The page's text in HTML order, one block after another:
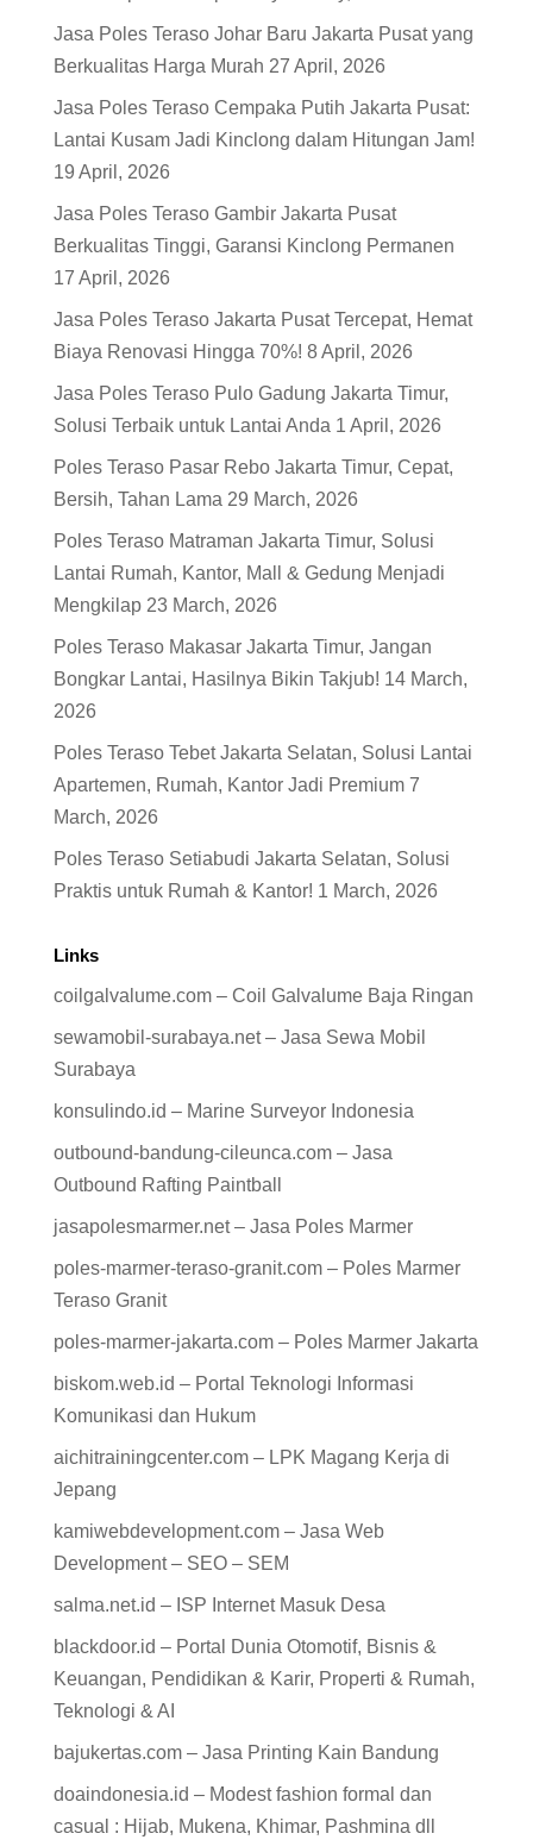
Jasa Poles Teraso Johar Baru Jakarta Pusat yang
Berkualitas Harga Murah 27 April, 2026
Jasa Poles Teraso Cempaka Putih Jakarta Pusat:
Lantai Kusam Jadi Kinclong dalam Hitungan Jam!
19 April, 2026
Jasa Poles Teraso Gambir Jakarta Pusat
Berkualitas Tinggi, Garansi Kinclong Permanen
17 April, 2026
Jasa Poles Teraso Jakarta Pusat Tercepat, Hemat
Biaya Renovasi Hingga 70%! 8 April, 2026
Jasa Poles Teraso Pulo Gadung Jakarta Timur,
Solusi Terbaik untuk Lantai Anda 1 April, 2026
Poles Teraso Pasar Rebo Jakarta Timur, Cepat,
Bersih, Tahan Lama 29 March, 2026
Poles Teraso Matraman Jakarta Timur, Solusi
Lantai Rumah, Kantor, Mall & Gedung Menjadi
Mengkilap 23 March, 2026
Poles Teraso Makasar Jakarta Timur, Jangan
Bongkar Lantai, Hasilnya Bikin Takjub! 14 March,
2026
Poles Teraso Tebet Jakarta Selatan, Solusi Lantai
Apartemen, Rumah, Kantor Jadi Premium 7
March, 2026
Poles Teraso Setiabudi Jakarta Selatan, Solusi
Praktis untuk Rumah & Kantor! 1 March, 2026
Links
coilgalvalume.com – Coil Galvalume Baja Ringan
sewamobil-surabaya.net – Jasa Sewa Mobil
Surabaya
konsulindo.id – Marine Surveyor Indonesia
outbound-bandung-cileunca.com – Jasa
Outbound Rafting Paintball
jasapolesmarmer.net – Jasa Poles Marmer
poles-marmer-teraso-granit.com – Poles Marmer
Teraso Granit
poles-marmer-jakarta.com – Poles Marmer Jakarta
biskom.web.id – Portal Teknologi Informasi
Komunikasi dan Hukum
aichitrainingcenter.com – LPK Magang Kerja di
Jepang
kamiwebdevelopment.com – Jasa Web
Development – SEO – SEM
salma.net.id – ISP Internet Masuk Desa
blackdoor.id – Portal Dunia Otomotif, Bisnis &
Keuangan, Pendidikan & Karir, Properti & Rumah,
Teknologi & AI
bajukertas.com – Jasa Printing Kain Bandung
doaindonesia.id – Modest fashion formal dan
casual : Hijab, Mukena, Khimar, Pashmina dll